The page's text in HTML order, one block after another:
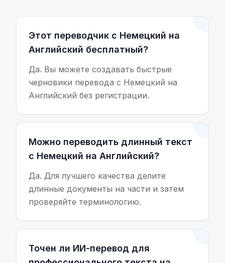
Этот переводчик с Немецкий на
Английский бесплатный?
Да. Вы можете создавать быстрые
черновики перевода с Немецкий на
Английский без регистрации.
Можно переводить длинный текст
с Немецкий на Английский?
Да. Для лучшего качества делите
длинные документы на части и затем
проверяйте терминологию.
Точен ли ИИ-перевод для